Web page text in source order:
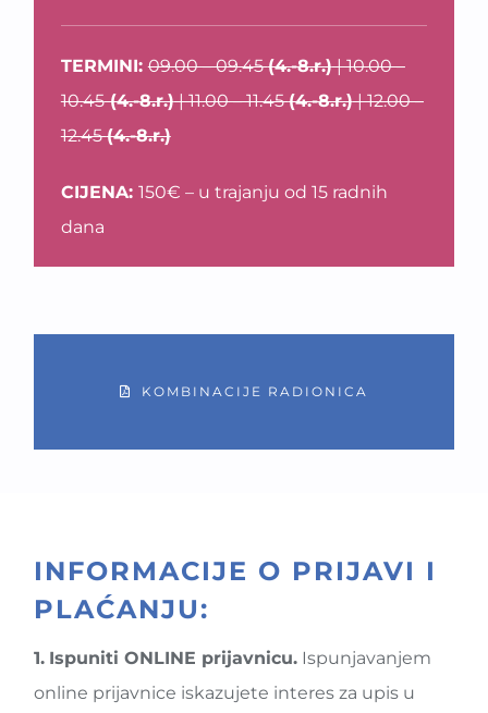
TERMINI:09.00 – 09.45(4.-8.r.)| 10.00 –
10.45(4.-8.r.)| 11.00 – 11.45(4.-8.r.)| 12.00 –
12.45(4.-8.r.)
CIJENA: 150€ – u trajanju od 15 radnih
dana
KOMBINACIJE RADIONICA
INFORMACIJE O PRIJAVI I
PLAĆANJU:
1. Ispuniti ONLINE prijavnicu.Ispunjavanjem
online prijavnice iskazujete interes za upis u